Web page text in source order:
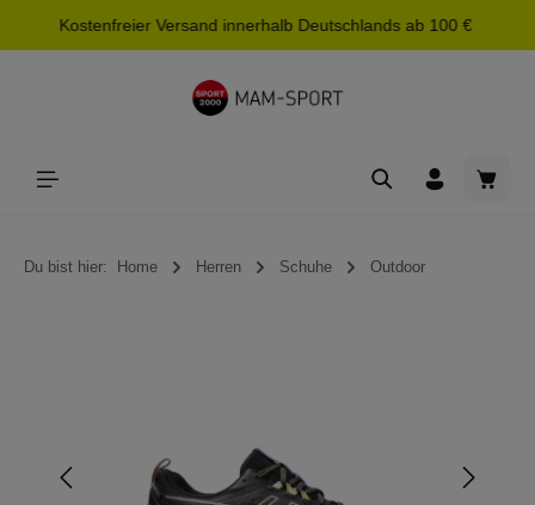
springen
Kostenfreier Versand innerhalb Deutschlands ab 100 €
Du bist hier: Home Herren Schuhe Outdoor